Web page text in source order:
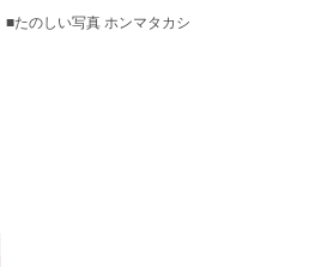
■たのしい写真 ホンマタカシ